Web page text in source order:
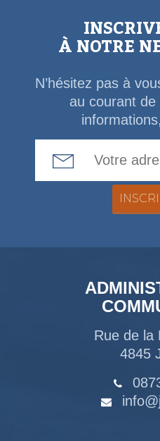
À NOTRE
N’hésitez pas à
au courant
Rue de la
4845